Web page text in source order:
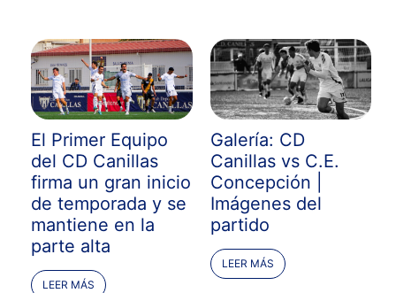
El Primer Equipo
del CD Canillas
firma un gran inicio
de temporada y se
mantiene en la
parte alta
LEER MÁS
Galería: CD
Canillas vs C.E.
Concepción |
Imágenes del
partido
LEER MÁS